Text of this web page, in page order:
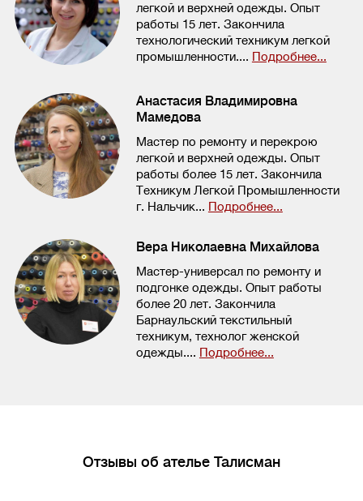
легкой и верхней одежды. Опыт
работы 15 лет. Закончила
технологический техникум легкой
промышленности.... Подробнее...
Анастасия Владимировна
Мамедова
Мастер по ремонту и перекрою
легкой и верхней одежды. Опыт
работы более 15 лет. Закончила
Техникум Легкой Промышленности
г. Нальчик... Подробнее...
Вера Николаевна Михайлова
Мастер-универсал по ремонту и
подгонке одежды. Опыт работы
более 20 лет. Закончила
Барнаульский текстильный
техникум, технолог женской
одежды.... Подробнее...
Отзывы об ателье Талисман